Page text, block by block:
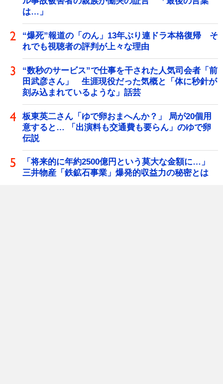
は…」
“爆死”報道の「のん」13年ぶり連ドラ本格復帰 そ
れでも視聴者の評判が上々な理由
“数秒のサービス”で仕事を干された人気司会者「前
田武彦さん」 生涯現役だった気概と「体に秒針が
刻み込まれているような」話芸
板東英二さん「ゆで卵おまへんか？」 局が20個用
意すると… 「出演料も交通費も要らん」のゆで卵
伝説
「将来的に年約2500億円という莫大な金額に…」
三井物産「鉄鉱石事業」爆発的収益力の秘密とは